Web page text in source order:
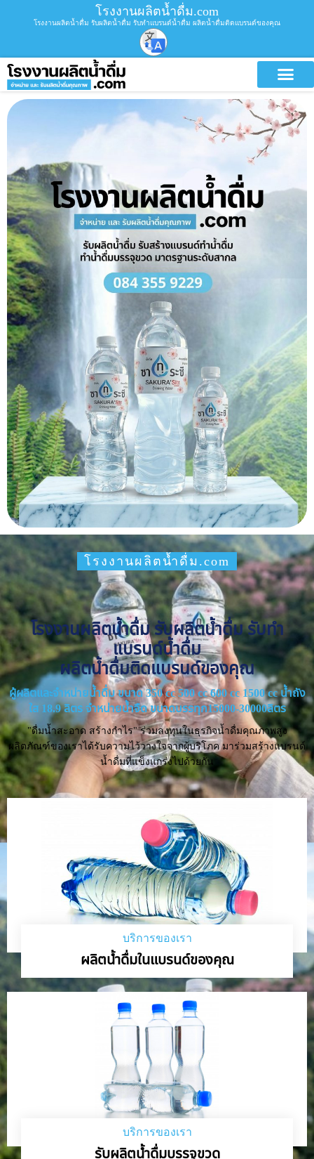
โรงงานผลิตน้ำดื่ม.com
โรงงานผลิตน้ำดื่ม รับผลิตน้ำดื่ม รับทำแบรนด์น้ำดื่ม ผลิตน้ำดื่มติดแบรนด์ของคุณ
โรงงานผลิตน้ำดื่ม.com
โรงงานผลิตน้ำดื่ม รับผลิตน้ำดื่ม รับทำ
แบรนด์น้ำดื่ม
ผลิตน้ำดื่มติดแบรนด์ของคุณ
ผู้ผลิตและจำหน่ายน้ำดื่ม ขนาด 350 cc 500 cc 600 cc 1500 cc น้ำถัง
ใส 18.9 ลิตร จำหน่ายน้ำจืด ขนาดบรรทุก15000-30000ลิตร
"ดื่มน้ำสะอาด สร้างกำไร" ร่วมลงทุนในธุรกิจน้ำดื่มคุณภาพสูง
ผลิตภัณฑ์ของเราได้รับความไว้วางใจจากผู้บริโภค มาร่วมสร้างแบรนด์
น้ำดื่มที่แข็งแกร่งไปด้วยกัน
บริการของเรา
ผลิตน้ำดื่มในแบรนด์ของคุณ
บริการของเรา
รับผลิตน้ำดื่มบรรจุขวด